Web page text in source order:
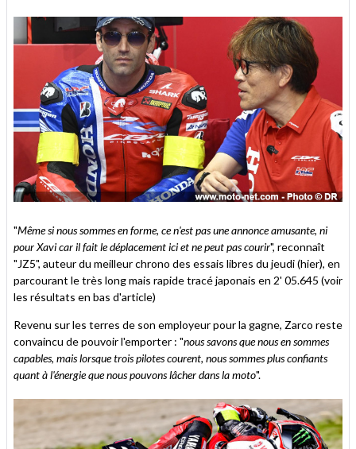
"Même si nous sommes en forme, ce n'est pas une annonce amusante, ni
pour Xavi car il fait le déplacement ici et ne peut pas courir", reconnaît
"JZ5", auteur du meilleur chrono des essais libres du jeudi (hier), en
parcourant le très long mais rapide tracé japonais en 2' 05.645 (voir
les résultats en bas d'article)
Revenu sur les terres de son employeur pour la gagne, Zarco reste
convaincu de pouvoir l'emporter : "nous savons que nous en sommes
capables, mais lorsque trois pilotes courent, nous sommes plus confiants
quant à l'énergie que nous pouvons lâcher dans la moto".